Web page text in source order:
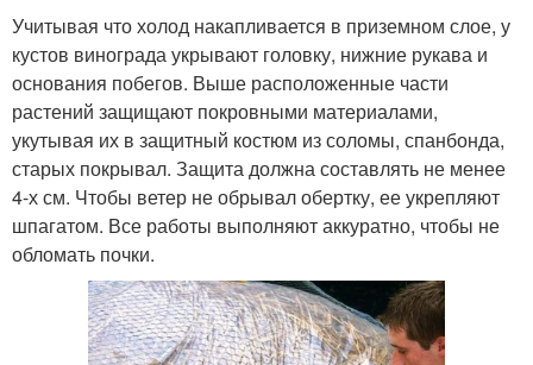
Учитывая что холод накапливается в приземном слое, у
кустов винограда укрывают головку, нижние рукава и
основания побегов. Выше расположенные части
растений защищают покровными материалами,
укутывая их в защитный костюм из соломы, спанбонда,
старых покрывал. Защита должна составлять не менее
4-х см. Чтобы ветер не обрывал обертку, ее укрепляют
шпагатом. Все работы выполняют аккуратно, чтобы не
обломать почки.